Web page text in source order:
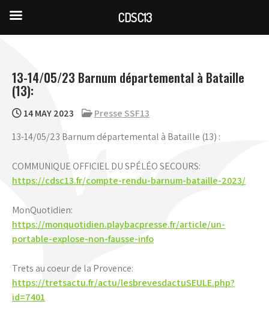
content
13-14/05/23 Barnum départemental à Bataille
(13):
14 MAY 2023
Presse SSF13
13-14/05/23 Barnum départemental à Bataille (13) :
COMMUNIQUE OFFICIEL DU SPÉLÉO SECOURS:
https://cdsc13.fr/compte-rendu-barnum-bataille-2023/
MonQuotidien:
https://monquotidien.playbacpresse.fr/article/un-
portable-explose-non-fausse-info
Trets au coeur de la Provence:
https://tretsactu.fr/actu/lesbrevesdactuSEULE.php?
id=7401
CDSC13